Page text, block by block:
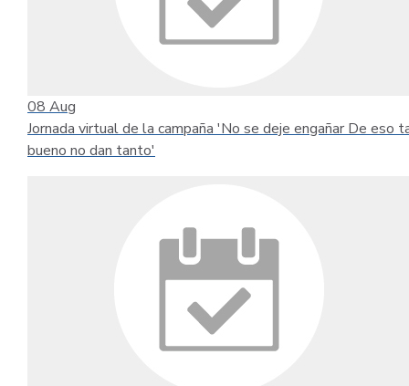
08 Aug
Jornada virtual de la campaña 'No se deje engañar De eso
bueno no dan tanto'